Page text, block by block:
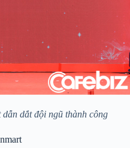
dắt đội ngũ thành công